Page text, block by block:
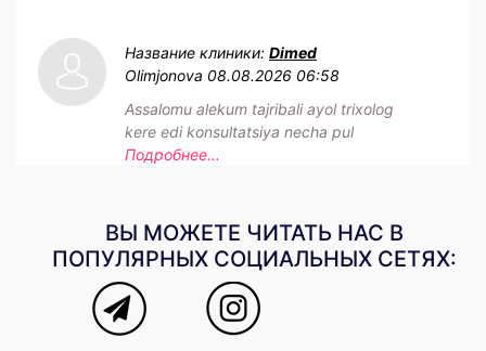
Название клиники: Dimed
Olimjonova 08.08.2026 06:58
Assalomu alekum tajribali ayol trixolog
kere edi konsultatsiya necha pul
Подробнее...
ВЫ МОЖЕТЕ ЧИТАТЬ НАС В
ПОПУЛЯРНЫХ СОЦИАЛЬНЫХ СЕТЯХ: